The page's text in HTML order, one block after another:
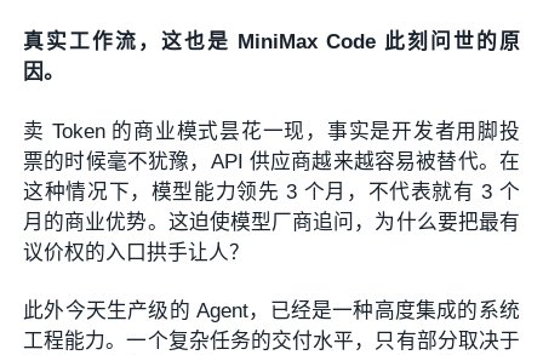
真实工作流，这也是 MiniMax Code 此刻问世的原
因。
卖 Token 的商业模式昙花一现，事实是开发者用脚投
票的时候毫不犹豫，API 供应商越来越容易被替代。在
这种情况下，模型能力领先 3 个月，不代表就有 3 个
月的商业优势。这迫使模型厂商追问，为什么要把最有
议价权的入口拱手让人？
此外今天生产级的 Agent，已经是一种高度集成的系统
工程能力。一个复杂任务的交付水平，只有部分取决于